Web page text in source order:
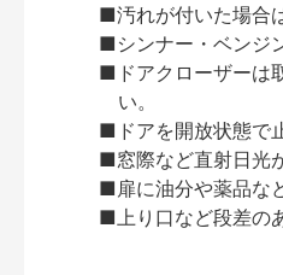
■汚れが付いた場合
■シンナー・ベンジ
■ドアクローザーは
い。
■ドアを開放状態で
■窓際など直射日光
■扉に油分や薬品な
■上り口など段差の